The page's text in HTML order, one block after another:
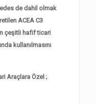
de dahil olmak
ACEA C3
çeşitli hafif ticari
kullanılmasını
Araçlara Özel ;